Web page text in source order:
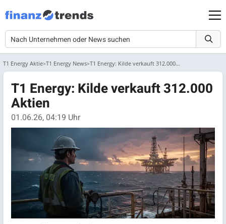
T1 Energy Aktie T1 Energy News T1 Energy: Kilde verkauft 312.000 Aktien
T1 Energy: Kilde verkauft 312.000
Aktien
01.06.26, 04:19 Uhr